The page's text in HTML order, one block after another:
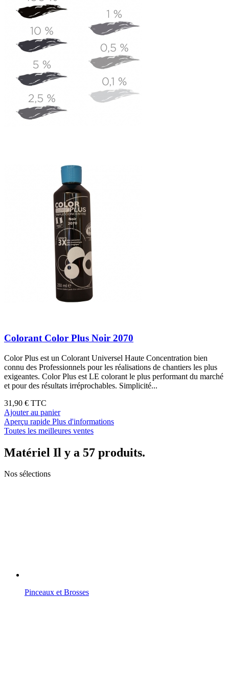
Colorant Color Plus Noir 2070
Color Plus est un Colorant Universel Haute Concentration bien
connu des Professionnels pour les réalisations de chantiers les plus
exigeantes. Color Plus est LE colorant le plus performant du marché
et pour des résultats irréprochables. Simplicité...
31,90 € TTC
Ajouter au panier
Aperçu rapide Plus d'informations
Toutes les meilleures ventes
Matériel Il y a 57 produits.
Nos sélections
Pinceaux et Brosses